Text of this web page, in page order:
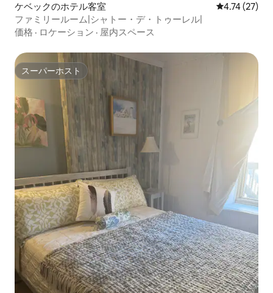
ケベックのホテル客室 レビュー27
4.74 (27)
ファミリールーム|シャトー・デ・トゥーレル|
価格 · ロケーション · 屋内スペース
スーパーホスト
スーパーホスト